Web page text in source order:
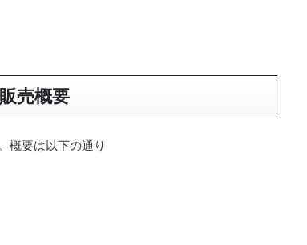
売概要
概要は以下の通り